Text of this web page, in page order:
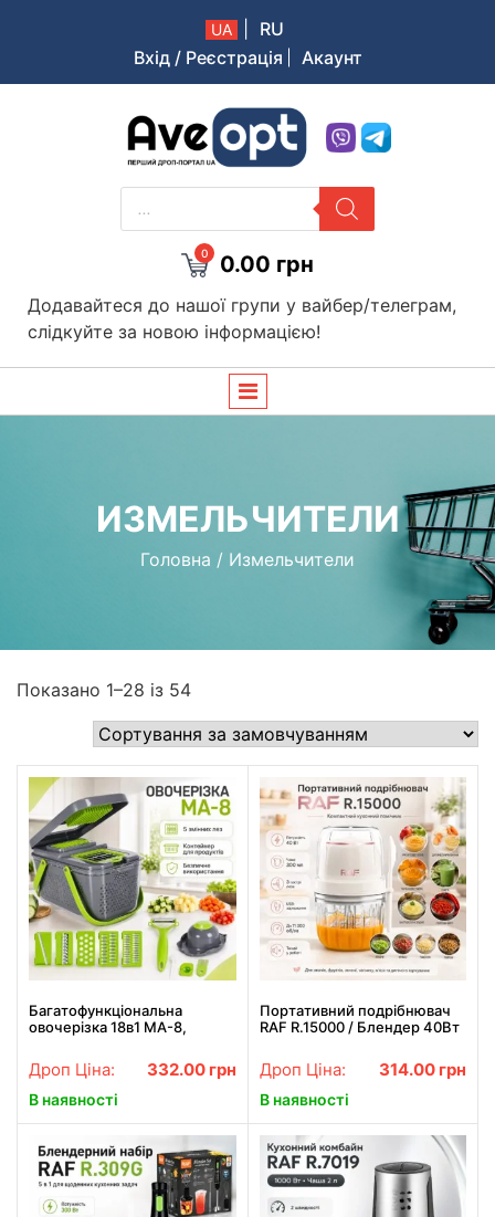
UA
RU
Вхід / Реєстрація
Акаунт
Aveopt – оптова дропшипінг платформа в Україні
PRODUCTS
SEARCH
0 0.00 грн
Додавайтеся до нашої групи у вайбер/телеграм,
слідкуйте за новою інформацією!
ИЗМЕЛЬЧИТЕЛИ
Головна / Измельчители
Показано 1–28 із 54
Багатофункціональна
овочерізка 18в1 MA-8,
овочерізка з контейнером і
сепаратором
Дроп Ціна: 332.00 грн
В наявності
Портативний подрібнювач
RAF R.15000 / Блендер 40Вт
подрібнювач USB
Дроп Ціна: 314.00 грн
В наявності